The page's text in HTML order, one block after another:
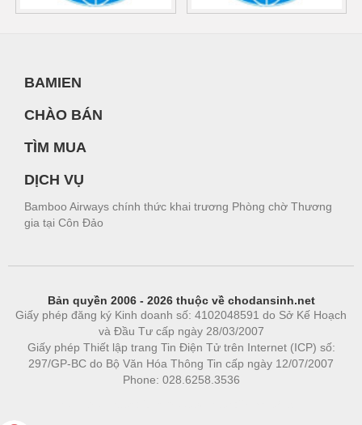
BAMIEN
CHÀO BÁN
TÌM MUA
DỊCH VỤ
Bamboo Airways chính thức khai trương Phòng chờ Thương
gia tại Côn Đảo
Bản quyền 2006 - 2026 thuộc về chodansinh.net
Giấy phép đăng ký Kinh doanh số: 4102048591 do Sở Kế Hoạch
và Đầu Tư cấp ngày 28/03/2007
Giấy phép Thiết lập trang Tin Điện Tử trên Internet (ICP) số:
297/GP-BC do Bộ Văn Hóa Thông Tin cấp ngày 12/07/2007
Phone: 028.6258.3536